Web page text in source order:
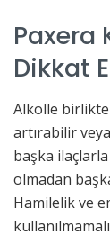
Paxera
Dikkat
Alkolle birlikte
artırabilir
başka
olmadan
Hamilelik ve